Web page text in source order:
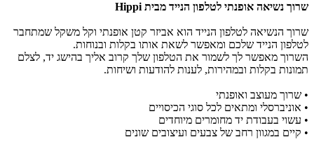
שרוך נשיאה אופנתי לטלפון הנייד מבית Hippi
שרוך הנשיאה לטלפון הנייד הוא אביזר קטן אופנתי וקל משקל שמתחבר
לטלפון הנייד שלכם ומאפשר לשאת אותו בקלות ובנוחות.
השרוך מאפשר לך לשמור את הטלפון שלך קרוב אליך בהישג יד, לצלם
תמונות בקלות ובמהירות, לענות להודעות ושיחות.
• שרוך מעוצב ואופנתי
• אוניברסלי ומתאים לכל סוגי הכיסויים
• עשוי בעבודת יד מחומרים מיוחדים
• קיים במגוון רחב של צבעים ועיצובים שונים